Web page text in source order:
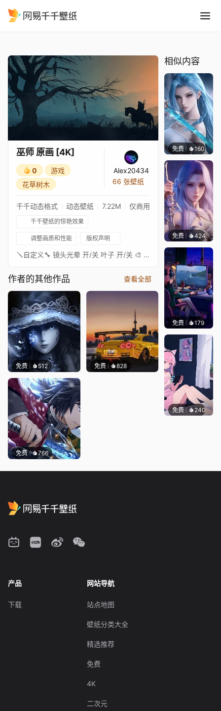
巫师 原画 [4K]
0
游戏
花草树木
Alex20434
66 张壁纸
千千动态格式 动态壁纸 7.22M 仅商用
千千壁纸的惊艳效果
调整画质和性能 版权声明
🪛自定义🔧 镜头光晕 开/关 叶子 开/关 🎨 原画: https://www.uhdpaper.com/2020/09/geralt-witcher-minimalist-4k-62513.html🎵音乐: https://www.youtube.com/watch?v=QF6CCZ5csck 我的壁纸合集: Workshop预览: YouTube
作者的其他作品 查看全部
免费 512 免费 828
免费 766
相似内容
免费 160好看
免费 424好看
免费 179
免费 240好看
产品
下载
网站导航
站点地图
壁纸分类大全
精选推荐
免费
4K
二次元